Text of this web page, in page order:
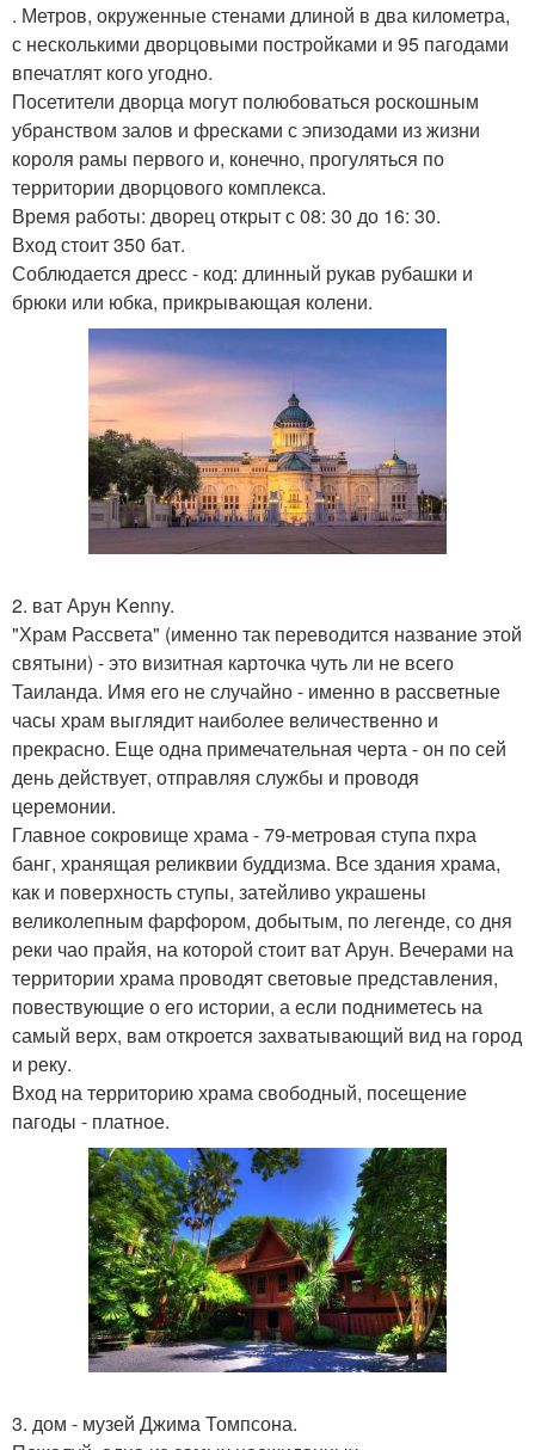
. Метров, окруженные стенами длиной в два километра,
с несколькими дворцовыми постройками и 95 пагодами
впечатлят кого угодно.
Посетители дворца могут полюбоваться роскошным
убранством залов и фресками с эпизодами из жизни
короля рамы первого и, конечно, прогуляться по
территории дворцового комплекса.
Время работы: дворец открыт с 08: 30 до 16: 30.
Вход стоит 350 бат.
Соблюдается дресс - код: длинный рукав рубашки и
брюки или юбка, прикрывающая колени.
2. ват Арун Kenny.
"Храм Рассвета" (именно так переводится название этой
святыни) - это визитная карточка чуть ли не всего
Таиланда. Имя его не случайно - именно в рассветные
часы храм выглядит наиболее величественно и
прекрасно. Еще одна примечательная черта - он по сей
день действует, отправляя службы и проводя
церемонии.
Главное сокровище храма - 79-метровая ступа пхра
банг, хранящая реликвии буддизма. Все здания храма,
как и поверхность ступы, затейливо украшены
великолепным фарфором, добытым, по легенде, со дня
реки чао прайя, на которой стоит ват Арун. Вечерами на
территории храма проводят световые представления,
повествующие о его истории, а если подниметесь на
самый верх, вам откроется захватывающий вид на город
и реку.
Вход на территорию храма свободный, посещение
пагоды - платное.
3. дом - музей Джима Томпсона.